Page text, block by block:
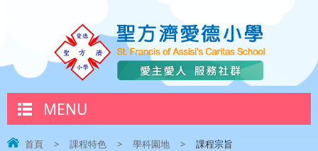
MENU
首頁 > 課程特色 > 學科園地 > 課程宗旨